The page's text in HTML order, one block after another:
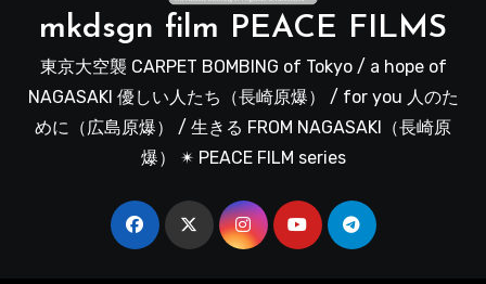
mkdsgn film PEACE FILMS
東京大空襲 CARPET BOMBING of Tokyo / a hope of
NAGASAKI 優しい人たち（長崎原爆） / for you 人のた
めに（広島原爆） / 生きる FROM NAGASAKI（長崎原
爆） ✴︎ PEACE FILM series